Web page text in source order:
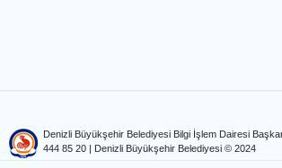
Denizli Büyükşehir Belediyesi Bilgi İşlem Dairesi
444 85 20
| Denizli Büyükşehir Belediyesi © 2024